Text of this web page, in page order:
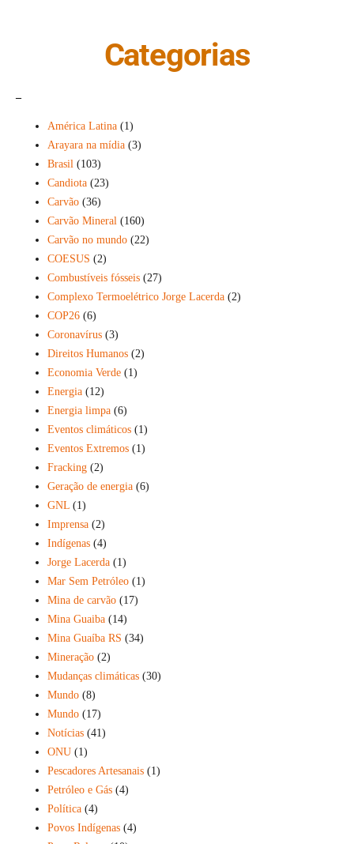
Categorias
América Latina (1)
Arayara na mídia (3)
Brasil (103)
Candiota (23)
Carvão (36)
Carvão Mineral (160)
Carvão no mundo (22)
COESUS (2)
Combustíveis fósseis (27)
Complexo Termoelétrico Jorge Lacerda (2)
COP26 (6)
Coronavírus (3)
Direitos Humanos (2)
Economia Verde (1)
Energia (12)
Energia limpa (6)
Eventos climáticos (1)
Eventos Extremos (1)
Fracking (2)
Geração de energia (6)
GNL (1)
Imprensa (2)
Indígenas (4)
Jorge Lacerda (1)
Mar Sem Petróleo (1)
Mina de carvão (17)
Mina Guaiba (14)
Mina Guaíba RS (34)
Mineração (2)
Mudanças climáticas (30)
Mundo (8)
Mundo (17)
Notícias (41)
ONU (1)
Pescadores Artesanais (1)
Petróleo e Gás (4)
Política (4)
Povos Indígenas (4)